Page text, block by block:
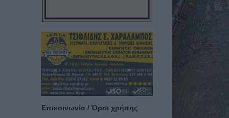
Επικοινωνία / Όροι χρήσης